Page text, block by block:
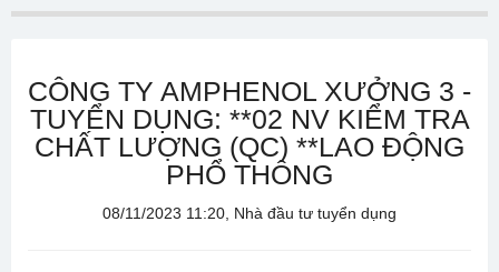
CÔNG TY AMPHENOL XƯỞNG 3 -
TUYỂN DỤNG: **02 NV KIỂM TRA
CHẤT LƯỢNG (QC) **LAO ĐỘNG
PHỔ THÔNG
08/11/2023 11:20, Nhà đầu tư tuyển dụng